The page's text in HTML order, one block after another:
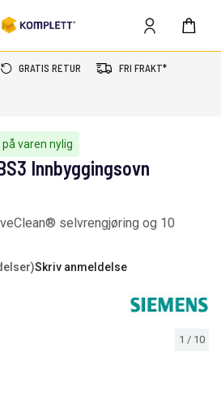
GRATIS RETUR FRI FRAKT*
varen nylig
1 / 10
Innbyggingsovn
selvrengjøring og 10
Skriv anmeldelse